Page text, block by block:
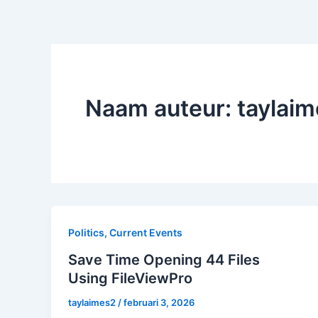
Naam auteur:
Politics, Current Events
Save Time Opening 44 Files
Using FileViewPro
taylaimes2 /februari 3, 2026